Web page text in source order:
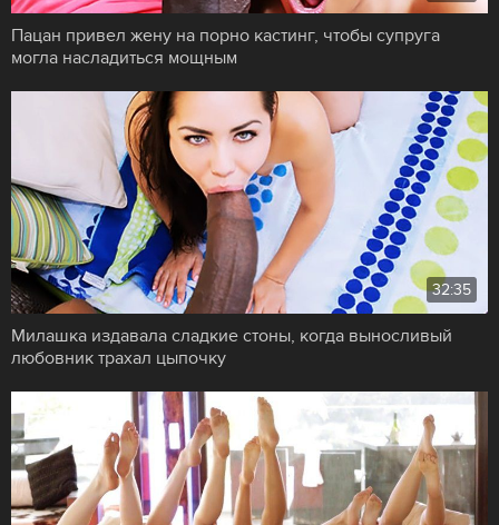
Пацан привел жену на порно кастинг, чтобы супруга
могла насладиться мощным
32:35
Милашка издавала сладкие стоны, когда выносливый
любовник трахал цыпочку